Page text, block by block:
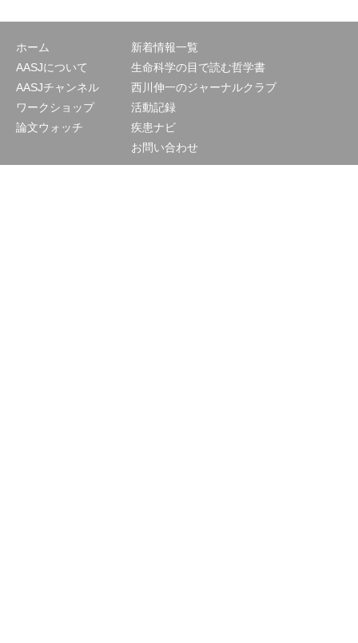
ホーム
AASJについて
AASJチャンネル
ワークショップ
論文ウォッチ
新着情報一覧
生命科学の目で読む哲学書
西川伸一のジャーナルクラブ
活動記録
疾患ナビ
お問い合わせ